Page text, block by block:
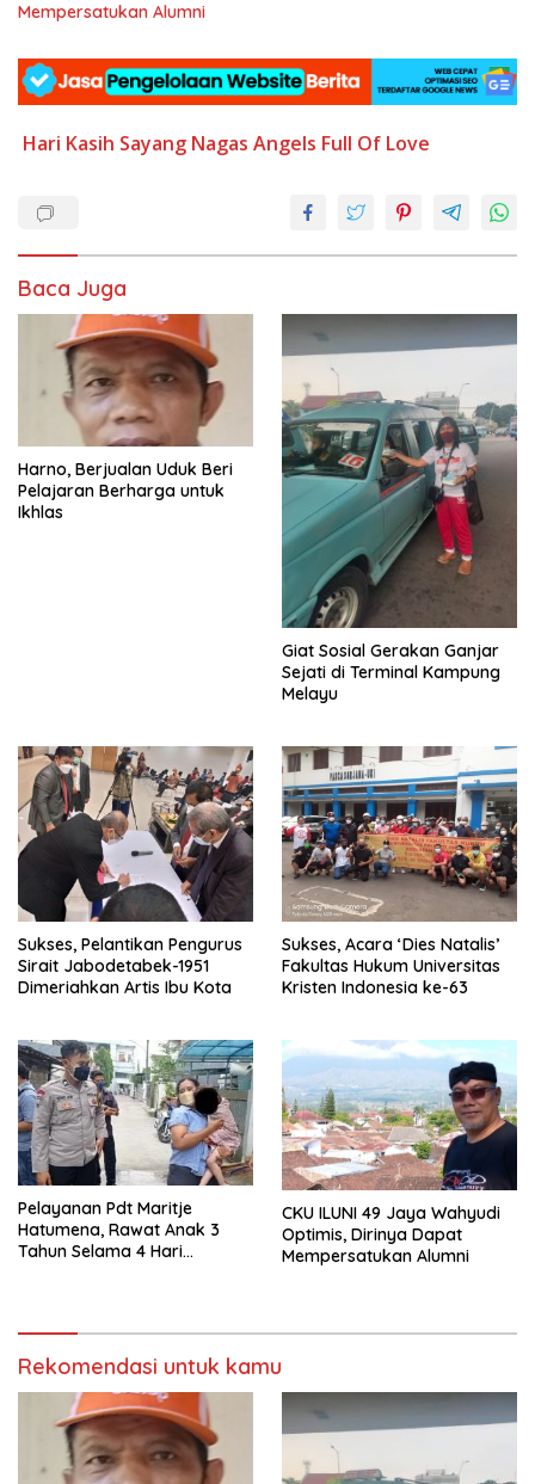
Mempersatukan Alumni
Hari Kasih Sayang Nagas Angels Full Of Love
Baca Juga
Harno, Berjualan Uduk Beri
Pelajaran Berharga untuk
Ikhlas
Giat Sosial Gerakan Ganjar
Sejati di Terminal Kampung
Melayu
Sukses, Pelantikan Pengurus
Sirait Jabodetabek-1951
Dimeriahkan Artis Ibu Kota
Sukses, Acara ‘Dies Natalis’
Fakultas Hukum Universitas
Kristen Indonesia ke-63
Pelayanan Pdt Maritje
Hatumena, Rawat Anak 3
Tahun Selama 4 Hari
CKU ILUNI 49 Jaya Wahyudi
Optimis, Dirinya Dapat
Mempersatukan Alumni
Rekomendasi untuk kamu